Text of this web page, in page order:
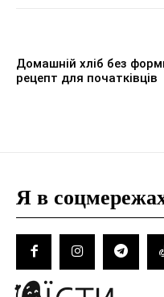
Домашній хліб без
рецепт для початківців
Я в